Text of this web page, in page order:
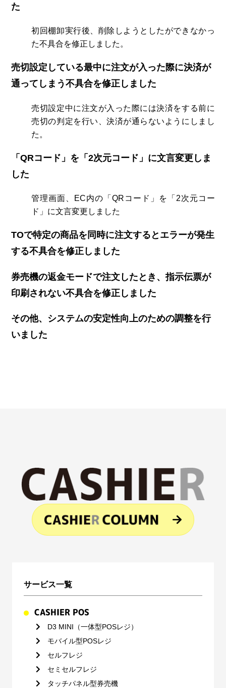
た
初回棚卸実行後、削除しようとしたができなかっ
た不具合を修正しました。
売切設定している最中に注文が入った際に決済が
通ってしまう不具合を修正しました
売切設定中に注文が入った際には決済をする前に
売切の判定を行い、決済が通らないようにしまし
た。
「QRコード」を「2次元コード」に文言変更しま
した
管理画面、EC内の「QRコード」を「2次元コー
ド」に文言変更しました
TOで特定の商品を同時に注文するとエラーが発生
する不具合を修正しました
券売機の返金モードで注文したとき、指示伝票が
印刷されない不具合を修正しました
その他、システムの安定性向上のための調整を行
いました
サービス一覧
CASHIER POS
D3 MINI（一体型POSレジ）
モバイル型POSレジ
セルフレジ
セミセルフレジ
タッチパネル型券売機